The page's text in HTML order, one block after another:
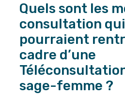
Quels sont les
consultation qui
pourraient
cadre d’une
sage-femme ?